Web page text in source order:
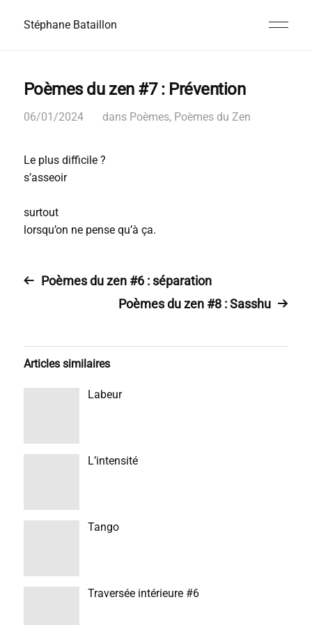
Stéphane Bataillon
Poèmes du zen #7 : Prévention
06/01/2024 dans Poèmes, Poèmes du Zen
Le plus difficile ?
s’asseoir
surtout
lorsqu’on ne pense qu’à ça.
Poèmes du zen #6 : séparation
Poèmes du zen #8 : Sasshu
Articles similaires
Labeur
L’intensité
Tango
Traversée intérieure #6